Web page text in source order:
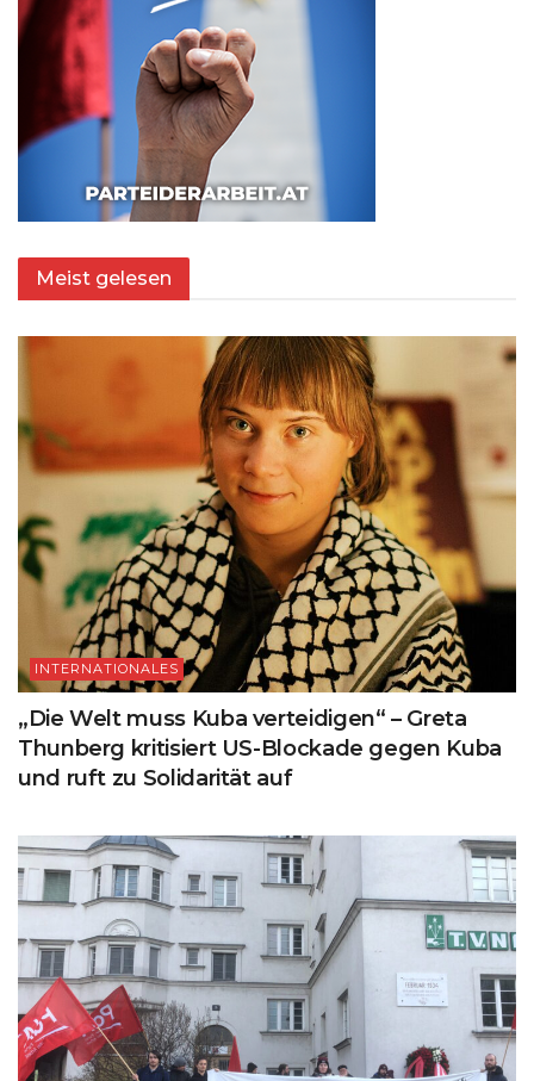
Meist gelesen
INTERNATIONALES
„Die Welt muss Kuba verteidigen“ – Greta
Thunberg kritisiert US-Blockade gegen Kuba
und ruft zu Solidarität auf